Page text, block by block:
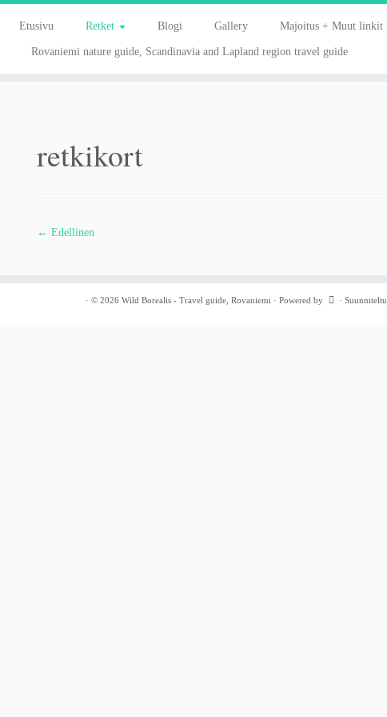
Etusivu Retket Blogi Gallery Majoitus + Muut linkit
Rovaniemi nature guide, Scandinavia and Lapland region travel guide
retkikort
← Edellinen
· © 2026 Wild Borealis - Travel guide, Rovaniemi · Powered by · Suunniteltu